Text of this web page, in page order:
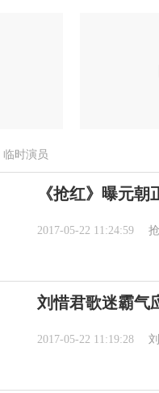
临时演员
《抢红》曝元
2017-05-22 11:24:59
刘惜君歌迷霸气
2017-05-22 11:19:28